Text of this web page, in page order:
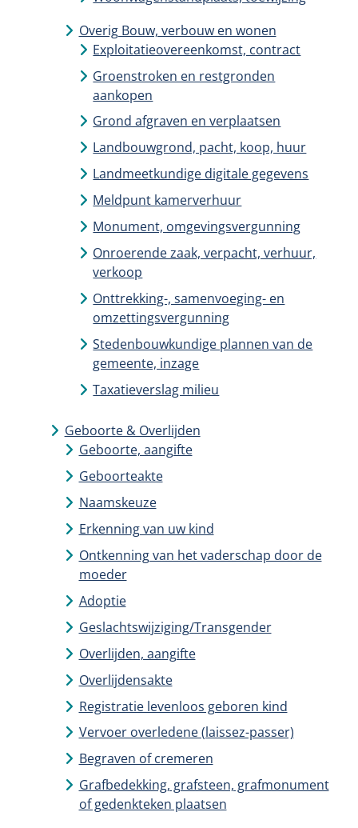
Overig Bouw, verbouw en wonen
Exploitatieovereenkomst, contract
Groenstroken en restgronden
aankopen
Grond afgraven en verplaatsen
Landbouwgrond, pacht, koop, huur
Landmeetkundige digitale gegevens
Meldpunt kamerverhuur
Monument, omgevingsvergunning
Onroerende zaak, verpacht, verhuur,
verkoop
Onttrekking-, samenvoeging- en
omzettingsvergunning
Stedenbouwkundige plannen van de
gemeente, inzage
Taxatieverslag milieu
Geboorte & Overlijden
Geboorte, aangifte
Geboorteakte
Naamskeuze
Erkenning van uw kind
Ontkenning van het vaderschap door de
moeder
Adoptie
Geslachtswijziging/Transgender
Overlijden, aangifte
Overlijdensakte
Registratie levenloos geboren kind
Vervoer overledene (laissez-passer)
Begraven of cremeren
Grafbedekking, grafsteen, grafmonument
of gedenkteken plaatsen